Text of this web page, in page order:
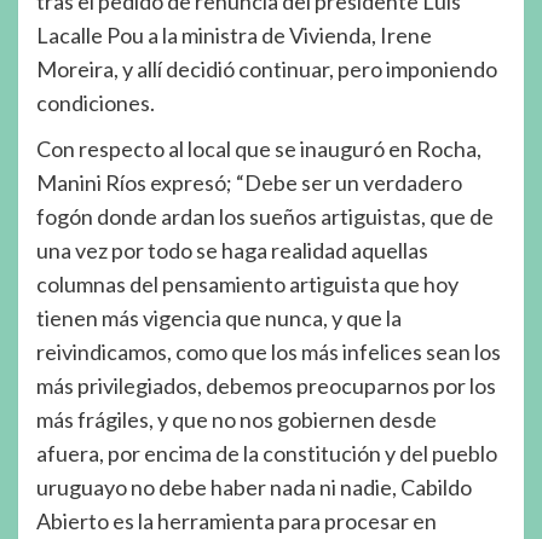
Lacalle Pou a la ministra de Vivienda, Irene
Moreira, y allí decidió continuar, pero imponiendo
condiciones.
Con respecto al local que se inauguró en Rocha,
Manini Ríos expresó; “Debe ser un verdadero
fogón donde ardan los sueños artiguistas, que de
una vez por todo se haga realidad aquellas
columnas del pensamiento artiguista que hoy
tienen más vigencia que nunca, y que la
reivindicamos, como que los más infelices sean los
más privilegiados, debemos preocuparnos por los
más frágiles, y que no nos gobiernen desde
afuera, por encima de la constitución y del pueblo
uruguayo no debe haber nada ni nadie, Cabildo
Abierto es la herramienta para procesar en